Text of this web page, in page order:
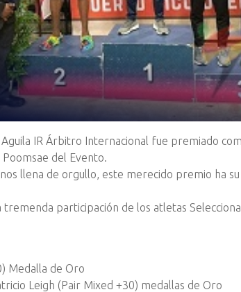
IR Árbitro Internacional fue premiado
del Evento.
llena de orgullo, este merecido premio ha
participación de los atletas
Medalla de Oro
Leigh (Pair Mixed +30) medallas de Oro